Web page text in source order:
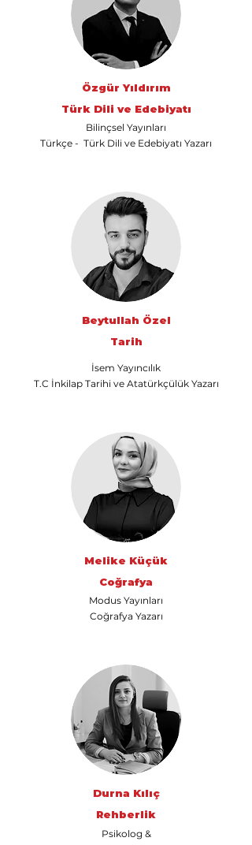
Özgür Yıldırım
Türk Dili ve Edebiyatı
Bilinçsel Yayınları
Türkçe - Türk Dili ve Edebiyatı Yazarı
Beytullah Özel
Tarih
İsem Yayıncılık
T.C İnkilap Tarihi ve Atatürkçülük Yazarı
Melike Küçük
Coğrafya
Modus Yayınları
Coğrafya Yazarı
Durna Kılıç
Rehberlik
Psikolog &